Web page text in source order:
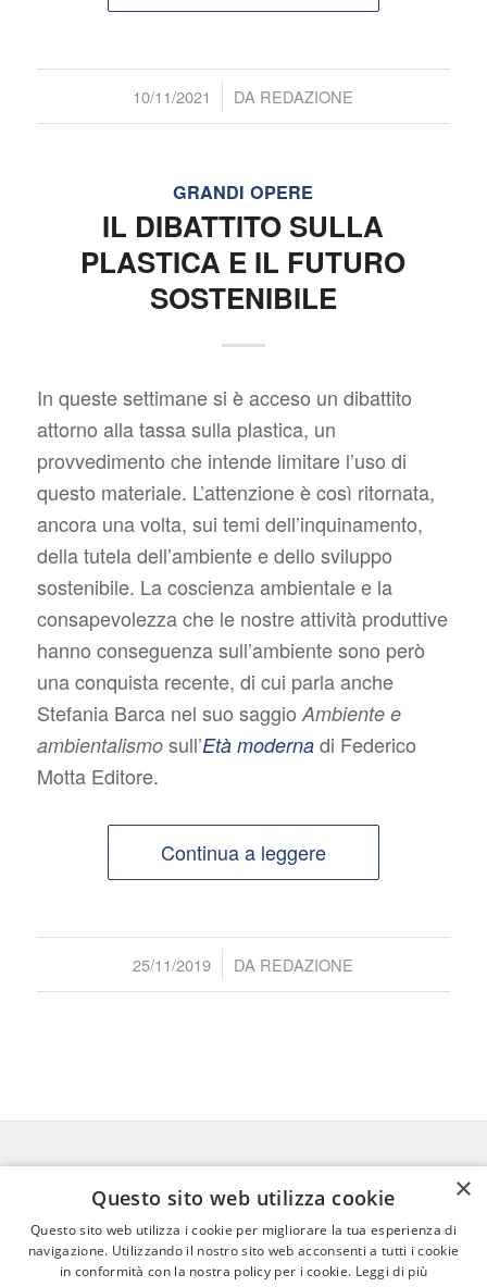
10/11/2021
/ DA REDAZIONE
GRANDI OPERE
IL DIBATTITO SULLA
PLASTICA E IL FUTURO
SOSTENIBILE
In queste settimane si è acceso un dibattito
attorno alla tassa sulla plastica, un
provvedimento che intende limitare l’uso di
questo materiale. L’attenzione è così ritornata,
ancora una volta, sui temi dell’inquinamento,
della tutela dell’ambiente e dello sviluppo
sostenibile. La coscienza ambientale e la
consapevolezza che le nostre attività produttive
hanno conseguenza sull’ambiente sono però
una conquista recente, di cui parla anche
Stefania Barca nel suo saggio Ambiente e
ambientalismosull’Età modernadi Federico
Motta Editore.
Continua a leggere
25/11/2019
/ DA REDAZIONE
FEDERICO MOTTA EDITORE
02 300761– info@mottaeditore.it–
08233380966 – Cap.Soc. € 1.000.000 I.V. –
×
Questo sito web utilizza cookie
Questo sito web utilizza i cookie per migliorare la tua esperienza di
navigazione. Utilizzando il nostro sito web acconsenti a tutti i cookie
in conformità con la nostra policy per i cookie. Leggi di più